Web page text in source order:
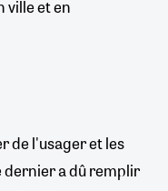
ville et en
de l'usager et les
dernier a dû remplir